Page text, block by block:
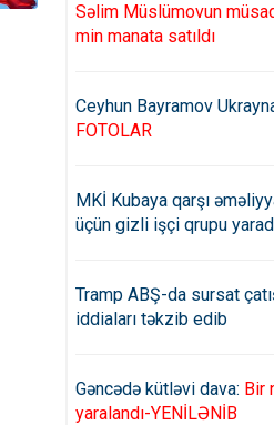
Castin Trüdo istefa
Səlim Müslümovun
min manata satıldı
Ceyhun Bayramov
FOTOLAR
MKİ Kubaya qarşı
üçün gizli işçi qrupu
Tramp ABŞ-da sursat
iddiaları təkzib edib
Gəncədə kütləvi dava: Bir
yaralandı-YENİLƏNİB